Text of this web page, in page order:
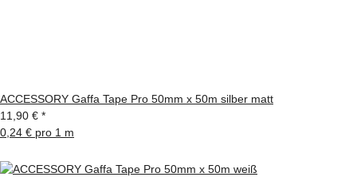
ACCESSORY Gaffa Tape Pro 50mm x 50m silber matt
11,90 € *
0,24 € pro 1 m